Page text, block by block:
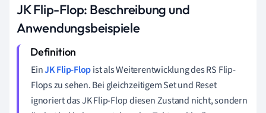
JK Flip-Flop: Beschreibung und
Anwendungsbeispiele
EinJK Flip-Flopist als Weiterentwicklung des RS Flip-
Flops zu sehen. Bei gleichzeitigem Set und Reset
ignoriert das JK Flip-Flop diesen Zustand nicht, sondern